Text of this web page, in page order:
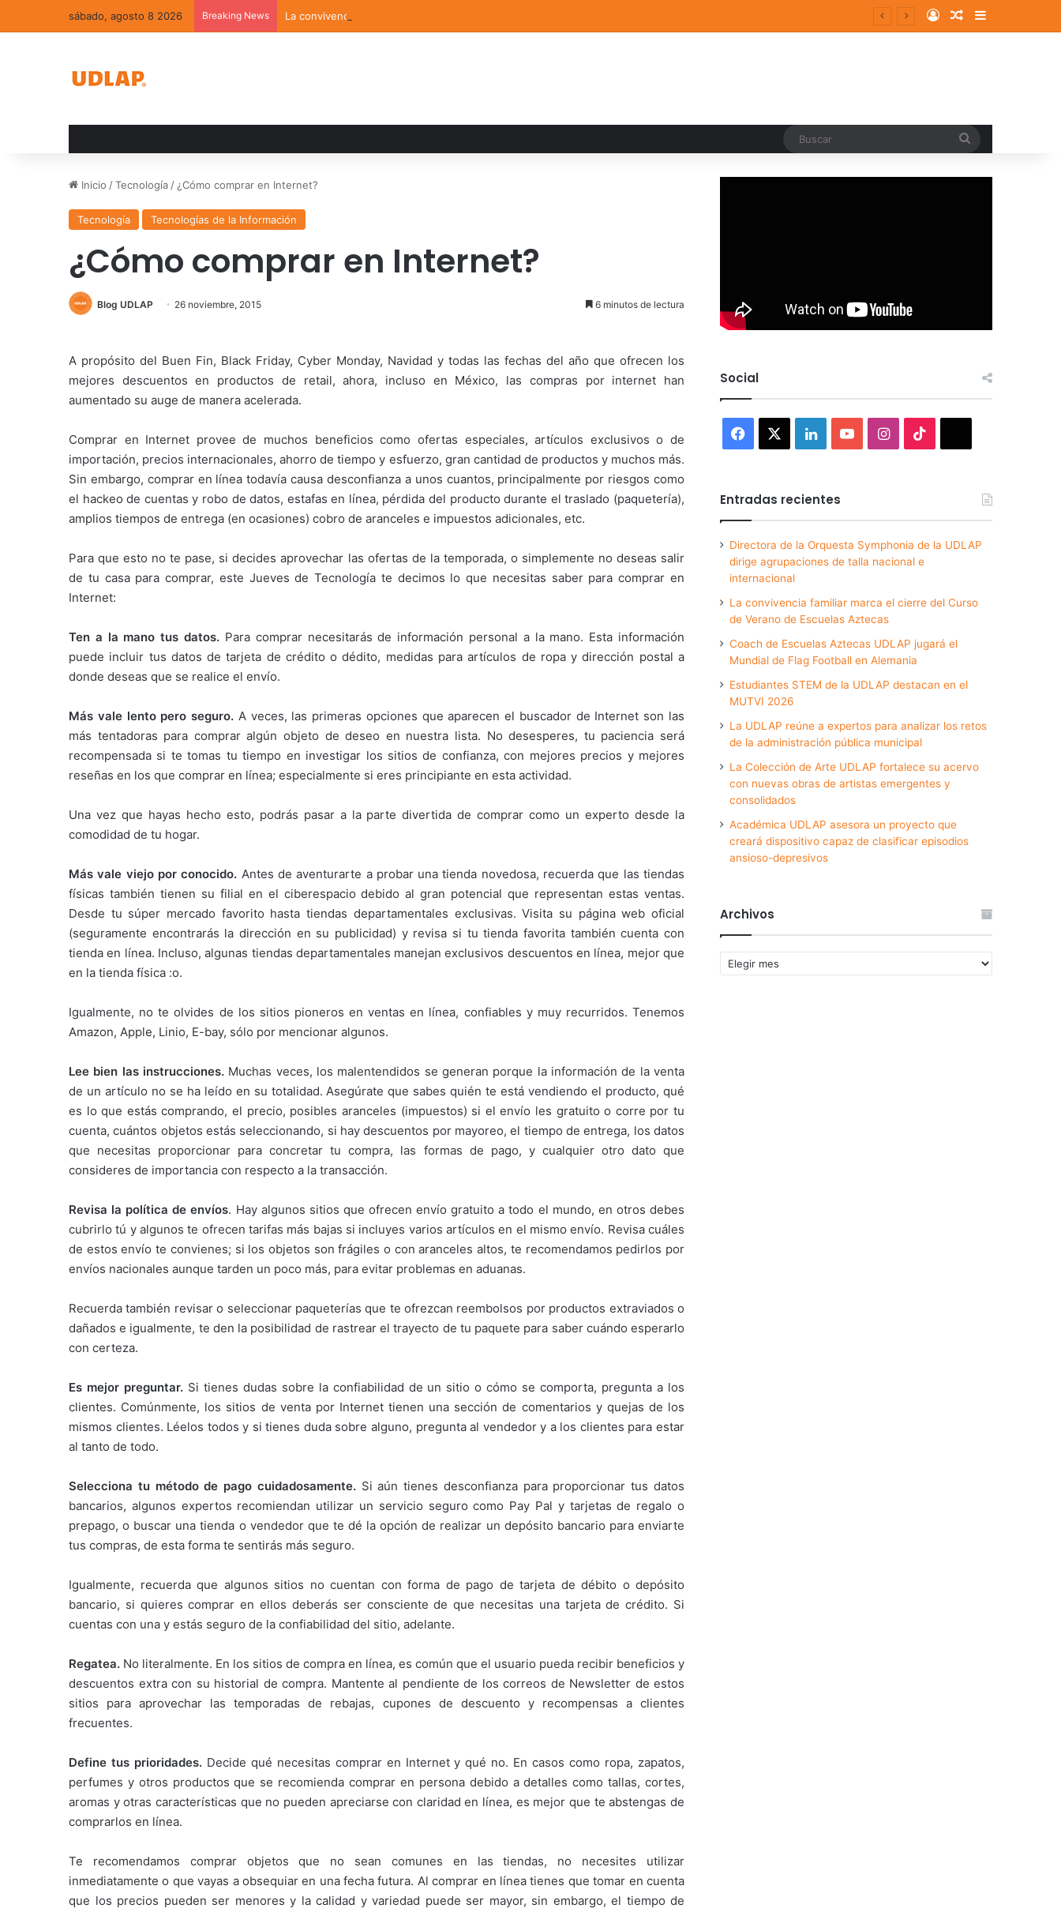
sábado, agosto 8 2026 Breaking News La convivencia familiar marca el cierre del Curso de Verano de Escuelas Aztecas Log InRandom Article
Sidebar
Inicio /Tecnología / ¿Cómo comprar en Internet?
Tecnología Tecnologías de la Información
¿Cómo comprar en Internet?
Blog UDLAP 26 noviembre, 2015 6 minutos de lectura
A propósito del Buen Fin, Black Friday, Cyber Monday, Navidad y todas las fechas del año que ofrecen los
mejores descuentos en productos de retail, ahora, incluso en México, las compras por internet han
aumentado su auge de manera acelerada.
Comprar en Internet provee de muchos beneficios como ofertas especiales, artículos exclusivos o de
importación, precios internacionales, ahorro de tiempo y esfuerzo, gran cantidad de productos y muchos más.
Sin embargo, comprar en línea todavía causa desconfianza a unos cuantos, principalmente por riesgos como
el hackeo de cuentas y robo de datos, estafas en línea, pérdida del producto durante el traslado (paquetería),
amplios tiempos de entrega (en ocasiones) cobro de aranceles e impuestos adicionales, etc.
Para que esto no te pase, si decides aprovechar las ofertas de la temporada, o simplemente no deseas salir
de tu casa para comprar, este Jueves de Tecnología te decimos lo que necesitas saber para comprar en
Internet:
Ten a la mano tus datos. Para comprar necesitarás de información personal a la mano. Esta información
puede incluir tus datos de tarjeta de crédito o dédito, medidas para artículos de ropa y dirección postal a
donde deseas que se realice el envío.
Más vale lento pero seguro. A veces, las primeras opciones que aparecen el buscador de Internet son las
más tentadoras para comprar algún objeto de deseo en nuestra lista. No desesperes, tu paciencia será
recompensada si te tomas tu tiempo en investigar los sitios de confianza, con mejores precios y mejores
reseñas en los que comprar en línea; especialmente si eres principiante en esta actividad.
Una vez que hayas hecho esto, podrás pasar a la parte divertida de comprar como un experto desde la
comodidad de tu hogar.
Más vale viejo por conocido. Antes de aventurarte a probar una tienda novedosa, recuerda que las tiendas
físicas también tienen su filial en el ciberespacio debido al gran potencial que representan estas ventas.
Desde tu súper mercado favorito hasta tiendas departamentales exclusivas. Visita su página web oficial
(seguramente encontrarás la dirección en su publicidad) y revisa si tu tienda favorita también cuenta con
tienda en línea. Incluso, algunas tiendas departamentales manejan exclusivos descuentos en línea, mejor que
en la tienda física :o.
Igualmente, no te olvides de los sitios pioneros en ventas en línea, confiables y muy recurridos. Tenemos
Amazon, Apple, Linio, E-bay, sólo por mencionar algunos.
Lee bien las instrucciones. Muchas veces, los malentendidos se generan porque la información de la venta
de un artículo no se ha leído en su totalidad. Asegúrate que sabes quién te está vendiendo el producto, qué
es lo que estás comprando, el precio, posibles aranceles (impuestos) si el envío les gratuito o corre por tu
cuenta, cuántos objetos estás seleccionando, si hay descuentos por mayoreo, el tiempo de entrega, los datos
que necesitas proporcionar para concretar tu compra, las formas de pago, y cualquier otro dato que
consideres de importancia con respecto a la transacción.
Revisa la política de envíos. Hay algunos sitios que ofrecen envío gratuito a todo el mundo, en otros debes
cubrirlo tú y algunos te ofrecen tarifas más bajas si incluyes varios artículos en el mismo envío. Revisa cuáles
de estos envío te convienes; si los objetos son frágiles o con aranceles altos, te recomendamos pedirlos por
envíos nacionales aunque tarden un poco más, para evitar problemas en aduanas.
Recuerda también revisar o seleccionar paqueterías que te ofrezcan reembolsos por productos extraviados o
dañados e igualmente, te den la posibilidad de rastrear el trayecto de tu paquete para saber cuándo esperarlo
con certeza.
Es mejor preguntar. Si tienes dudas sobre la confiabilidad de un sitio o cómo se comporta, pregunta a los
clientes. Comúnmente, los sitios de venta por Internet tienen una sección de comentarios y quejas de los
mismos clientes. Léelos todos y si tienes duda sobre alguno, pregunta al vendedor y a los clientes para estar
al tanto de todo.
Selecciona tu método de pago cuidadosamente. Si aún tienes desconfianza para proporcionar tus datos
bancarios, algunos expertos recomiendan utilizar un servicio seguro como Pay Pal y tarjetas de regalo o
prepago, o buscar una tienda o vendedor que te dé la opción de realizar un depósito bancario para enviarte
tus compras, de esta forma te sentirás más seguro.
Igualmente, recuerda que algunos sitios no cuentan con forma de pago de tarjeta de débito o depósito
bancario, si quieres comprar en ellos deberás ser consciente de que necesitas una tarjeta de crédito. Si
cuentas con una y estás seguro de la confiabilidad del sitio, adelante.
Regatea. No literalmente. En los sitios de compra en línea, es común que el usuario pueda recibir beneficios y
descuentos extra con su historial de compra. Mantente al pendiente de los correos de Newsletter de estos
sitios para aprovechar las temporadas de rebajas, cupones de descuento y recompensas a clientes
frecuentes.
Define tus prioridades.Decide qué necesitas comprar en Internet y qué no. En casos como ropa, zapatos,
perfumes y otros productos que se recomienda comprar en persona debido a detalles como tallas, cortes,
aromas y otras características que no pueden apreciarse con claridad en línea, es mejor que te abstengas de
comprarlos en línea.
Te recomendamos comprar objetos que no sean comunes en las tiendas, no necesites utilizar
inmediatamente o que vayas a obsequiar en una fecha futura. Al comprar en línea tienes que tomar en cuenta
que los precios pueden ser menores y la calidad y variedad puede ser mayor, sin embargo, el tiempo de
Social
Facebook LinkedInYouTubeInstagram
Entradas recientes
Directora de la Orquesta Symphonia de la UDLAP
dirige agrupaciones de talla nacional e
internacional
La convivencia familiar marca el cierre del Curso
de Verano de Escuelas Aztecas
Coach de Escuelas Aztecas UDLAP jugará el
Mundial de Flag Football en Alemania
Estudiantes STEM de la UDLAP destacan en el
MUTVI 2026
La UDLAP reúne a expertos para analizar los retos
de la administración pública municipal
La Colección de Arte UDLAP fortalece su acervo
con nuevas obras de artistas emergentes y
consolidados
Académica UDLAP asesora un proyecto que
creará dispositivo capaz de clasificar episodios
ansioso-depresivos
Archivos
Archivos